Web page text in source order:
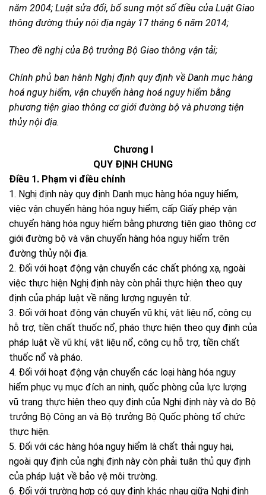
năm 2004; Luật sửa đổi, bổ sung một số điều của Luật Giao
thông đường thủy nội địa ngày 17 tháng 6 năm 2014;
Theo đề nghị của Bộ trưởng Bộ Giao thông vận tải;
Chính phủ ban hành Nghị định quy định về Danh mục hàng
hoá nguy hiểm, vận chuyển hàng hoá nguy hiểm bằng
phương tiện giao thông cơ giới đường bộ và phương tiện
thủy nội địa.
Chương I
QUY ĐỊNH CHUNG
Điều 1. Phạm vi điều chỉnh
1. Nghị định này quy định Danh mục hàng hóa nguy hiểm,
việc vận chuyển hàng hóa nguy hiểm, cấp Giấy phép vận
chuyển hàng hóa nguy hiểm bằng phương tiện giao thông cơ
giới đường bộ và vận chuyển hàng hóa nguy hiểm trên
đường thủy nội địa.
2. Đối với hoạt động vận chuyển các chất phóng xạ, ngoài
việc thực hiện Nghị định này còn phải thực hiện theo quy
định của pháp luật về năng lượng nguyên tử.
3. Đối với hoạt động vận chuyển vũ khí, vật liệu nổ, công cụ
hỗ trợ, tiền chất thuốc nổ, pháo thực hiện theo quy định của
pháp luật về vũ khí, vật liệu nổ, công cụ hỗ trợ, tiền chất
thuốc nổ và pháo.
4. Đối với hoạt động vận chuyển các loại hàng hóa nguy
hiểm phục vụ mục đích an ninh, quốc phòng của lực lượng
vũ trang thực hiện theo quy định của Nghị định này và do Bộ
trưởng Bộ Công an và Bộ trưởng Bộ Quốc phòng tổ chức
thực hiện.
5. Đối với các hàng hóa nguy hiểm là chất thải nguy hại,
ngoài quy định của nghị định này còn phải tuân thủ quy định
của pháp luật về bảo vệ môi trường.
6. Đối với trường hợp có quy định khác nhau giữa Nghị định